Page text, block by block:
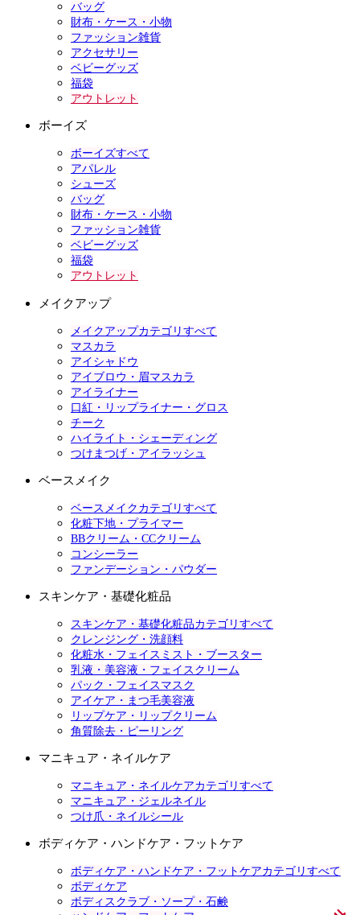
バッグ
財布・ケース・小物
ファッション雑貨
アクセサリー
ベビーグッズ
福袋
アウトレット
ボーイズ
ボーイズすべて
アパレル
シューズ
バッグ
財布・ケース・小物
ファッション雑貨
ベビーグッズ
福袋
アウトレット
メイクアップ
メイクアップカテゴリすべて
マスカラ
アイシャドウ
アイブロウ・眉マスカラ
アイライナー
口紅・リップライナー・グロス
チーク
ハイライト・シェーディング
つけまつげ・アイラッシュ
ベースメイク
ベースメイクカテゴリすべて
化粧下地・プライマー
BBクリーム・CCクリーム
コンシーラー
ファンデーション・パウダー
スキンケア・基礎化粧品
スキンケア・基礎化粧品カテゴリすべて
クレンジング・洗顔料
化粧水・フェイスミスト・ブースター
乳液・美容液・フェイスクリーム
パック・フェイスマスク
アイケア・まつ毛美容液
リップケア・リップクリーム
角質除去・ピーリング
マニキュア・ネイルケア
マニキュア・ネイルケアカテゴリすべて
マニキュア・ジェルネイル
つけ爪・ネイルシール
ボディケア・ハンドケア・フットケア
ボディケア・ハンドケア・フットケアカテゴリすべて
ボディケア
ボディスクラブ・ソープ・石鹸